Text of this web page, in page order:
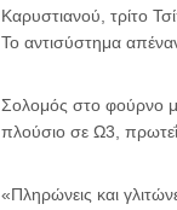
Καρυστιανού, τρίτο
Το αντισύστημα
Σολομός στο φούρνο
πλούσιο σε Ω3,
«Πληρώνεις και